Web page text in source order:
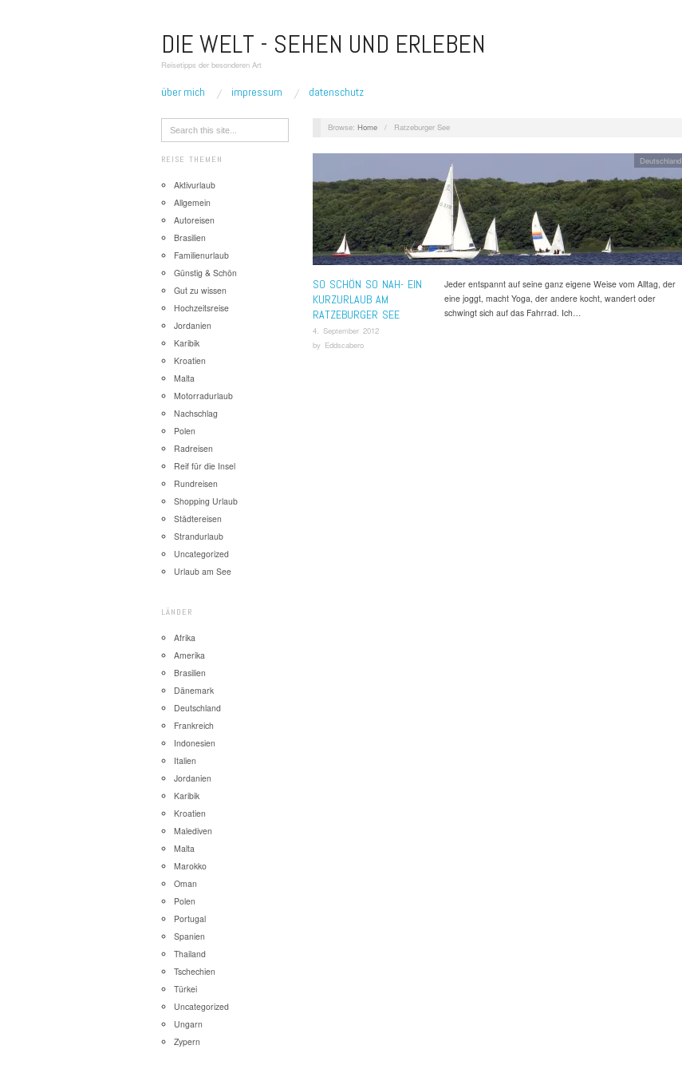
DIE WELT - SEHEN UND ERLEBEN
Reisetipps der besonderen Art
über mich impressum datenschutz
REISE THEMEN
Aktivurlaub
Allgemein
Autoreisen
Brasilien
Familienurlaub
Günstig & Schön
Gut zu wissen
Hochzeitsreise
Jordanien
Karibik
Kroatien
Malta
Motorradurlaub
Nachschlag
Polen
Radreisen
Reif für die Insel
Rundreisen
Shopping Urlaub
Städtereisen
Strandurlaub
Uncategorized
Urlaub am See
LÄNDER
Afrika
Amerika
Brasilien
Dänemark
Deutschland
Frankreich
Indonesien
Italien
Jordanien
Karibik
Kroatien
Malediven
Malta
Marokko
Oman
Polen
Portugal
Spanien
Thailand
Tschechien
Türkei
Uncategorized
Ungarn
Zypern
Browse: Home / Ratzeburger See
SO SCHÖN SO NAH- EIN
KURZURLAUB AM
RATZEBURGER SEE
4. September 2012
by Eddscabero
Deutschland
Jeder entspannt auf seine ganz eigene Weise vom Alltag, der
eine joggt, macht Yoga, der andere kocht, wandert oder
schwingt sich auf das Fahrrad. Ich…